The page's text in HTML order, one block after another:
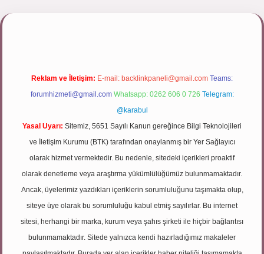
Reklam ve İletişim: E-mail: backlinkpaneli@gmail.com Teams:
forumhizmeti@gmail.com Whatsapp: 0262 606 0 726 Telegram:
@karabul
Yasal Uyarı: Sitemiz, 5651 Sayılı Kanun gereğince Bilgi Teknolojileri
ve İletişim Kurumu (BTK) tarafından onaylanmış bir Yer Sağlayıcı
olarak hizmet vermektedir. Bu nedenle, sitedeki içerikleri proaktif
olarak denetleme veya araştırma yükümlülüğümüz bulunmamaktadır.
Ancak, üyelerimiz yazdıkları içeriklerin sorumluluğunu taşımakta olup,
siteye üye olarak bu sorumluluğu kabul etmiş sayılırlar. Bu internet
sitesi, herhangi bir marka, kurum veya şahıs şirketi ile hiçbir bağlantısı
bulunmamaktadır. Sitede yalnızca kendi hazırladığımız makaleler